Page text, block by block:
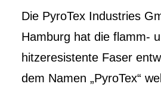
Die PyroTex Industries
Hamburg hat die flamm-
hitzeresistente Faser
dem Namen „PyroTex“